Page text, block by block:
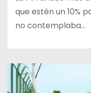
que estén un 10%
no contemplaba…